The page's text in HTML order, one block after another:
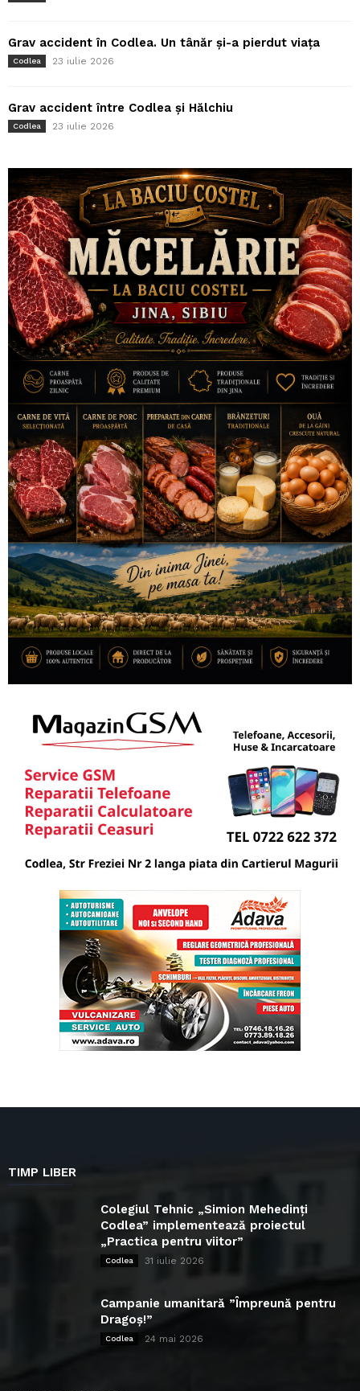
Grav accident în Codlea. Un tânăr și-a pierdut viața
Codlea 23 iulie 2026
Grav accident între Codlea și Hălchiu
Codlea 23 iulie 2026
TIMP LIBER
Colegiul Tehnic „Simion Mehedinți
Codlea” implementează proiectul
„Practica pentru viitor”
Codlea 31 iulie 2026
Campanie umanitară ”Împreună pentru
Dragoș!”
Codlea 24 mai 2026